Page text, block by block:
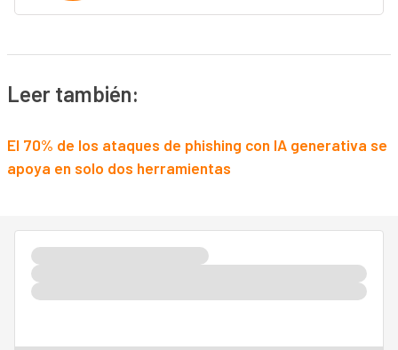
Leer también:
El 70% de los ataques de phishing con IA generativa se
apoya en solo dos herramientas